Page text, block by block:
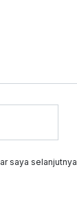
saya selanjutnya